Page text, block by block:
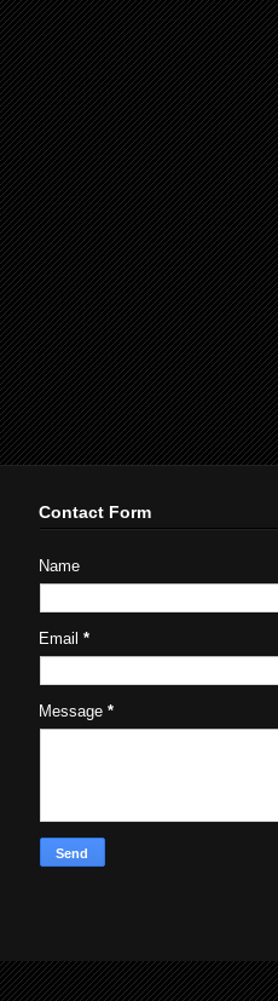
Contact Form
Name
Email*
Message*